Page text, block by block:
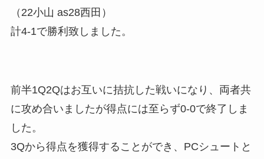
（22小山 as28西田）
計4-1で勝利致しました。
前半1Q2Qはお互いに拮抗した戦いになり、両者共
に攻め合いましたが得点には至らず0-0で終了しま
した。
3Qから得点を獲得することができ、PCシュートと